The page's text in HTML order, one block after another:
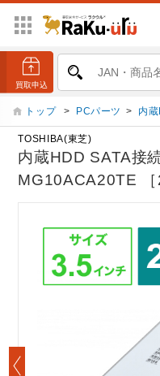
トップ > PCパーツ > 内
TOSHIBA(東芝)
内蔵HDD SATA接
MG10ACA20TE ［